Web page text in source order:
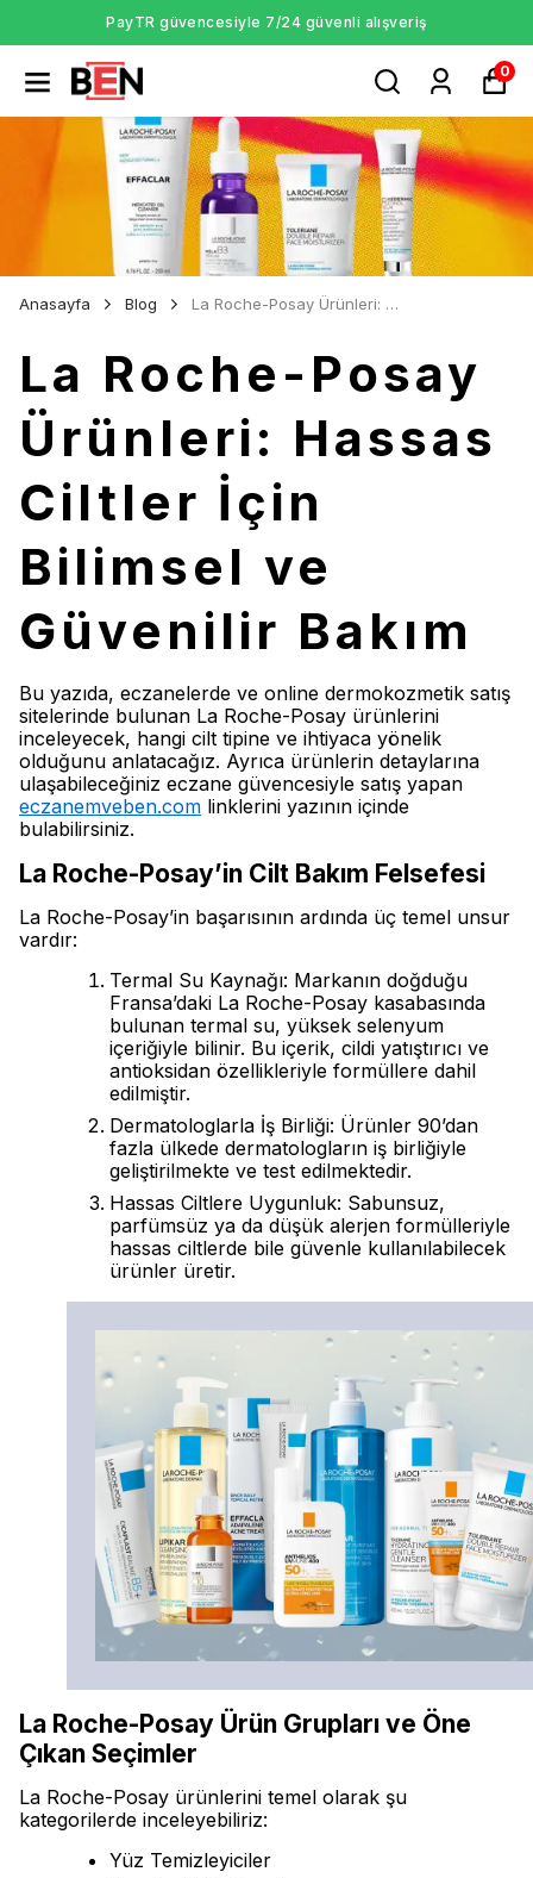
PayTR güvencesiyle 7/24 güvenli alışveriş
0
Anasayfa Blog La Roche-Posay Ürünleri: Hassas Ciltler İçin Bilimsel ve Güvenilir Bakım
La Roche-Posay
Ürünleri: Hassas
Ciltler İçin
Bilimsel ve
Güvenilir Bakım
Bu yazıda, eczanelerde ve online dermokozmetik satış
sitelerinde bulunan La Roche-Posay ürünlerini
inceleyecek, hangi cilt tipine ve ihtiyaca yönelik
olduğunu anlatacağız. Ayrıca ürünlerin detaylarına
ulaşabileceğiniz eczane güvencesiyle satış yapan
eczanemveben.com linklerini yazının içinde
bulabilirsiniz.
La Roche-Posay’in Cilt Bakım Felsefesi
La Roche-Posay’in başarısının ardında üç temel unsur
vardır:
Termal Su Kaynağı: Markanın doğduğu
Fransa’daki La Roche-Posay kasabasında
bulunan termal su, yüksek selenyum
içeriğiyle bilinir. Bu içerik, cildi yatıştırıcı ve
antioksidan özellikleriyle formüllere dahil
edilmiştir.
Dermatologlarla İş Birliği: Ürünler 90’dan
fazla ülkede dermatologların iş birliğiyle
geliştirilmekte ve test edilmektedir.
Hassas Ciltlere Uygunluk: Sabunsuz,
parfümsüz ya da düşük alerjen formülleriyle
hassas ciltlerde bile güvenle kullanılabilecek
ürünler üretir.
La Roche-Posay Ürün Grupları ve Öne
Çıkan Seçimler
La Roche-Posay ürünlerini temel olarak şu
kategorilerde inceleyebiliriz:
Yüz Temizleyiciler